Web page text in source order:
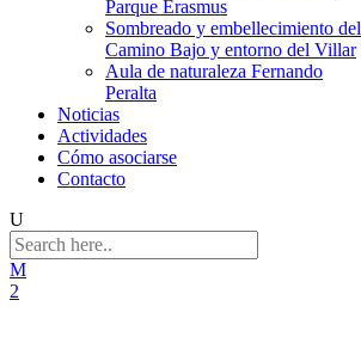
Parque Erasmus
Sombreado y embellecimiento del
Camino Bajo y entorno del Villar
Aula de naturaleza Fernando
Peralta
Noticias
Actividades
Cómo asociarse
Contacto